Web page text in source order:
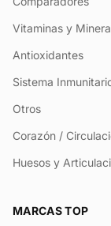
Vitaminas y
Antioxidantes
Sistema
Otros
Corazón /
Huesos y
MARCAS TOP